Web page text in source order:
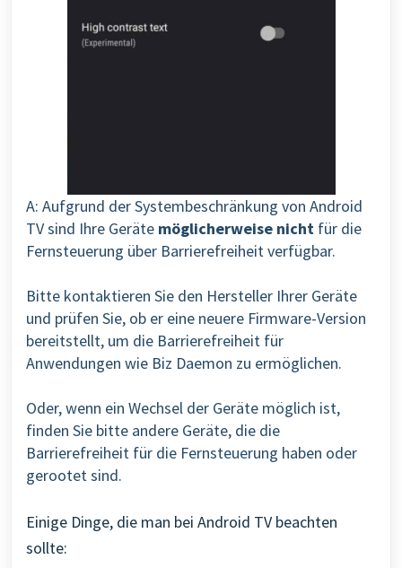
A: Aufgrund der Systembeschränkung von Android
TV sind Ihre Geräte möglicherweise nicht für die
Fernsteuerung über Barrierefreiheit verfügbar.
Bitte kontaktieren Sie den Hersteller Ihrer Geräte
und prüfen Sie, ob er eine neuere Firmware-Version
bereitstellt, um die Barrierefreiheit für
Anwendungen wie Biz Daemon zu ermöglichen.
Oder, wenn ein Wechsel der Geräte möglich ist,
finden Sie bitte andere Geräte, die die
Barrierefreiheit für die Fernsteuerung haben oder
gerootet sind.
Einige Dinge, die man bei Android TV beachten
sollte: